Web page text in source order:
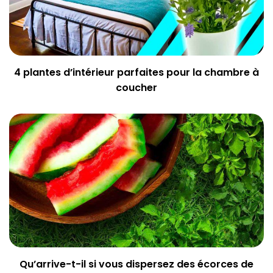
4 plantes d’intérieur parfaites pour la chambre à
coucher
Qu’arrive-t-il si vous dispersez des écorces de